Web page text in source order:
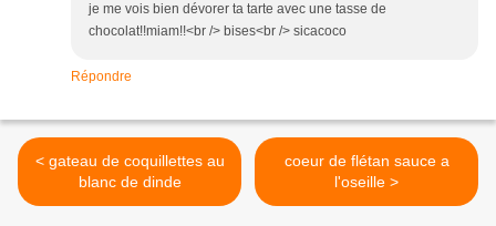
je me vois bien dévorer ta tarte avec une tasse de
chocolat!!miam!!<br /> bises<br /> sicacoco
Répondre
< gateau de coquillettes au
blanc de dinde
coeur de flétan sauce a
l'oseille >